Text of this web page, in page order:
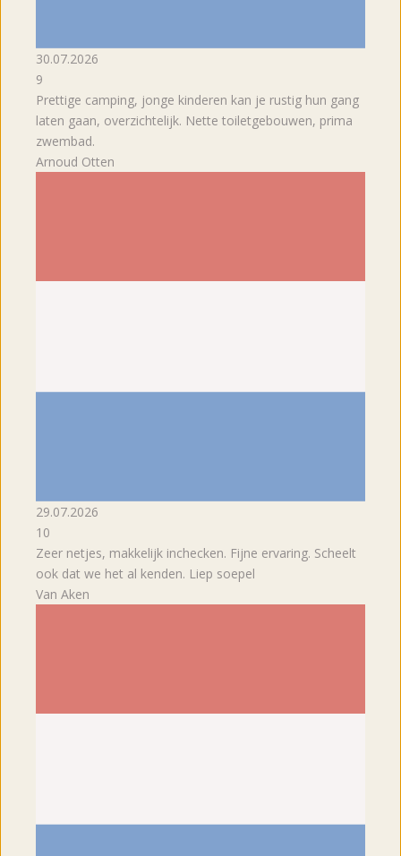
30.07.2026
9
Prettige camping, jonge kinderen kan je rustig hun gang
laten gaan, overzichtelijk. Nette toiletgebouwen, prima
zwembad.
Arnoud Otten
29.07.2026
10
Zeer netjes, makkelijk inchecken. Fijne ervaring. Scheelt
ook dat we het al kenden. Liep soepel
Van Aken